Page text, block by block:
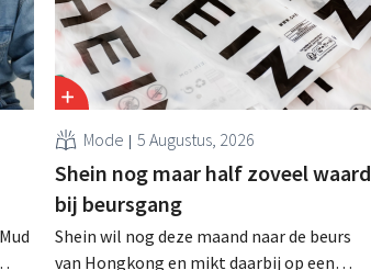
Mode 5 Augustus, 2026
Shein nog maar half zoveel waard
bij beursgang
Shein wil nog deze maand naar de beurs
van Hongkong en mikt daarbij op een